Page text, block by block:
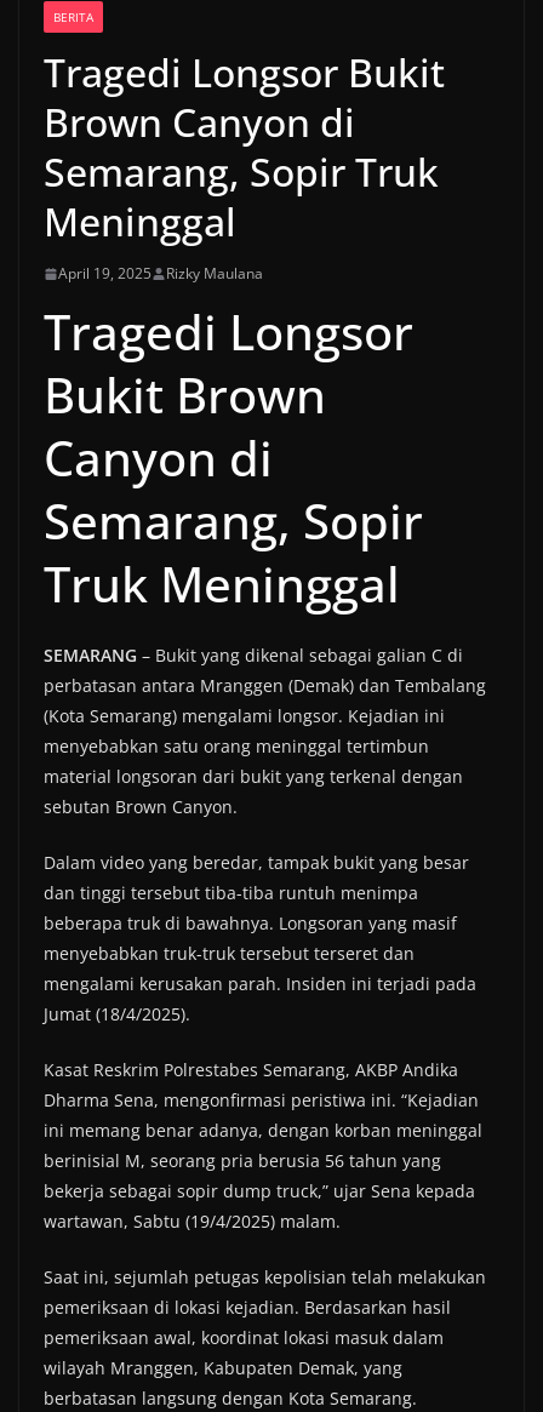
BERITA
Tragedi Longsor Bukit
Brown Canyon di
Semarang, Sopir Truk
Meninggal
April 19, 2025 Rizky Maulana
Tragedi Longsor
Bukit Brown
Canyon di
Semarang, Sopir
Truk Meninggal
SEMARANG – Bukit yang dikenal sebagai galian C di
perbatasan antara Mranggen (Demak) dan Tembalang
(Kota Semarang) mengalami longsor. Kejadian ini
menyebabkan satu orang meninggal tertimbun
material longsoran dari bukit yang terkenal dengan
sebutan Brown Canyon.
Dalam video yang beredar, tampak bukit yang besar
dan tinggi tersebut tiba-tiba runtuh menimpa
beberapa truk di bawahnya. Longsoran yang masif
menyebabkan truk-truk tersebut terseret dan
mengalami kerusakan parah. Insiden ini terjadi pada
Jumat (18/4/2025).
Kasat Reskrim Polrestabes Semarang, AKBP Andika
Dharma Sena, mengonfirmasi peristiwa ini. “Kejadian
ini memang benar adanya, dengan korban meninggal
berinisial M, seorang pria berusia 56 tahun yang
bekerja sebagai sopir dump truck,” ujar Sena kepada
wartawan, Sabtu (19/4/2025) malam.
Saat ini, sejumlah petugas kepolisian telah melakukan
pemeriksaan di lokasi kejadian. Berdasarkan hasil
pemeriksaan awal, koordinat lokasi masuk dalam
wilayah Mranggen, Kabupaten Demak, yang
berbatasan langsung dengan Kota Semarang.